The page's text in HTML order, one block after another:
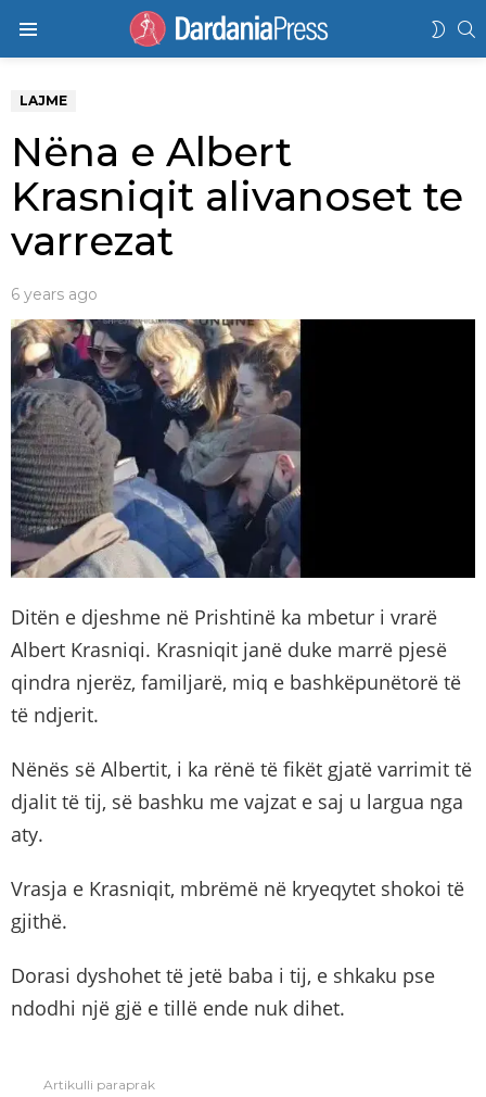
LAJME
Nëna e Albert
Krasniqit alivanoset te
varrezat
6 years ago
Ditën e djeshme në Prishtinë ka mbetur i vrarë
Albert Krasniqi. Krasniqit janë duke marrë pjesë
qindra njerëz, familjarë, miq e bashkëpunëtorë të
të ndjerit.
Nënës së Albertit, i ka rënë të fikët gjatë varrimit të
djalit të tij, së bashku me vajzat e saj u largua nga
aty.
Vrasja e Krasniqit, mbrëmë në kryeqytet shokoi të
gjithë.
Dorasi dyshohet të jetë baba i tij, e shkaku pse
ndodhi një gjë e tillë ende nuk dihet.
Artikulli paraprak